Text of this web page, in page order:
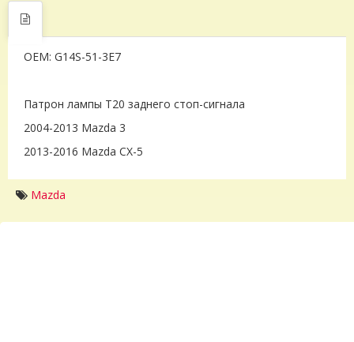
OEM: G14S-51-3E7
Патрон лампы T20 заднего стоп-сигнала
2004-2013 Mazda 3
2013-2016 Mazda CX-5
Mazda